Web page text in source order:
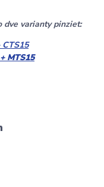
dve varianty pinziet:
MTS15